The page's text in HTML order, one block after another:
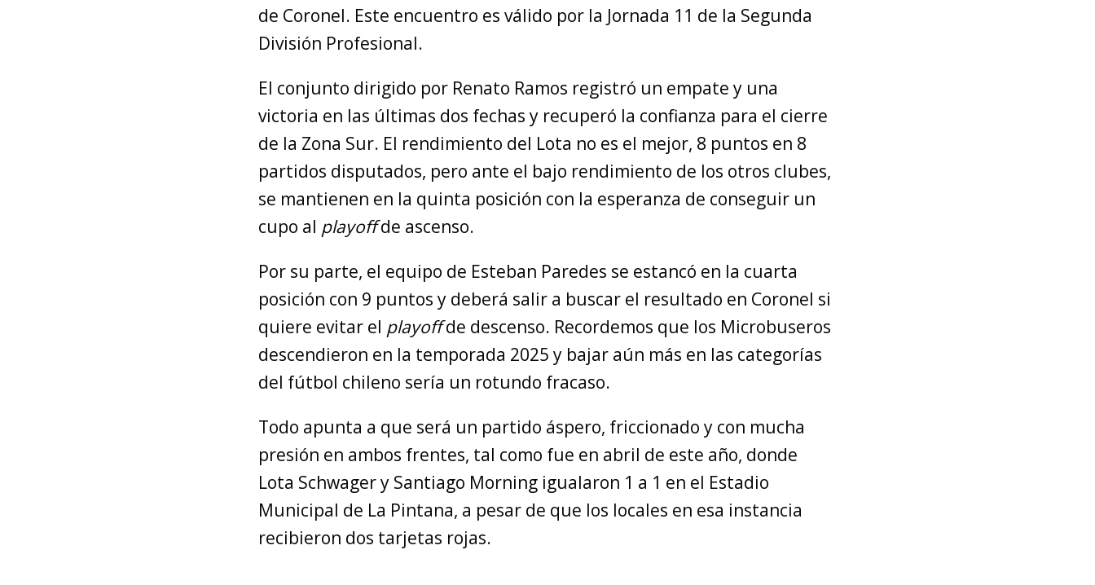
de Coronel. Este encuentro es válido por la Jornada 11 de la Segunda
División Profesional.
El conjunto dirigido por Renato Ramos registró un empate y una
victoria en las últimas dos fechas y recuperó la confianza para el cierre
de la Zona Sur. El rendimiento del Lota no es el mejor, 8 puntos en 8
partidos disputados, pero ante el bajo rendimiento de los otros clubes,
se mantienen en la quinta posición con la esperanza de conseguir un
cupo al playoffde ascenso.
Por su parte, el equipo de Esteban Paredes se estancó en la cuarta
posición con 9 puntos y deberá salir a buscar el resultado en Coronel si
quiere evitar el playoffde descenso. Recordemos que los Microbuseros
descendieron en la temporada 2025 y bajar aún más en las categorías
del fútbol chileno sería un rotundo fracaso.
Todo apunta a que será un partido áspero, friccionado y con mucha
presión en ambos frentes, tal como fue en abril de este año, donde
Lota Schwager y Santiago Morning igualaron 1 a 1 en el Estadio
Municipal de La Pintana, a pesar de que los locales en esa instancia
recibieron dos tarjetas rojas.